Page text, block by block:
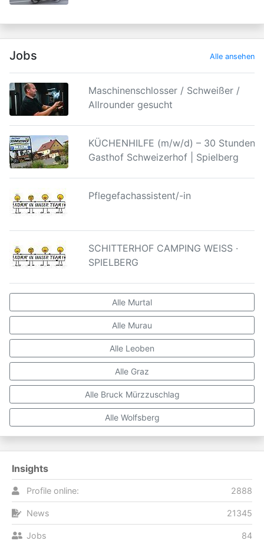
Jobs Alle ansehen
Maschinenschlosser / Schweißer /
Allrounder gesucht
KÜCHENHILFE (m/w/d) – 30 Stunden |
Gasthof Schweizerhof | Spielberg
Pflegefachassistent/-in
SCHITTERHOF CAMPING WEISS ·
SPIELBERG
Alle Murtal
Alle Murau
Alle Leoben
Alle Graz
Alle Bruck Mürzzuschlag
Alle Wolfsberg
Insights
Profile online: 2888
News 21345
Jobs 84